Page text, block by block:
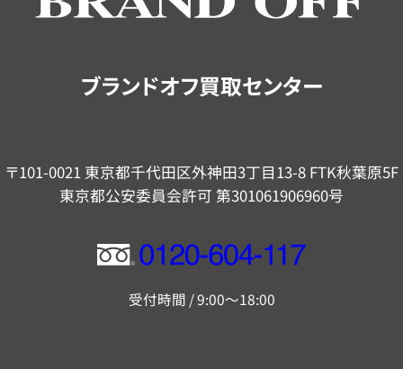
ブランドオフ買取センター
〒101-0021 東京都千代田区外神田3丁目13-8 FTK秋葉原5F
東京都公安委員会許可 第301061906960号
フ
ー
受付時間 / 9:00～18:00